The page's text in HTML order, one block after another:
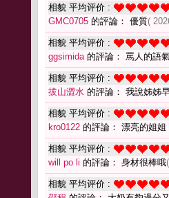
相貌 平均评价 :
GMC0705 的評論： 優質(
相貌 平均评价 :
ggsimida的評論： 罵人的語
相貌 平均评价 :
拔山澀水 的評論： 我說姊姊
相貌 平均评价 :
kro0122 的評論： 漂亮的姐姐
相貌 平均评价 :
will po li 的評論： 身材很棒哦
相貌 平均评价 :